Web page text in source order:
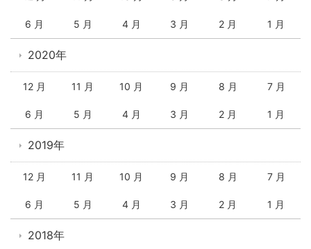
6 月 5 月 4 月 3 月 2 月 1 月
2020年
12 月 11 月 10 月 9 月 8 月 7 月
6 月 5 月 4 月 3 月 2 月 1 月
2019年
12 月 11 月 10 月 9 月 8 月 7 月
6 月 5 月 4 月 3 月 2 月 1 月
2018年